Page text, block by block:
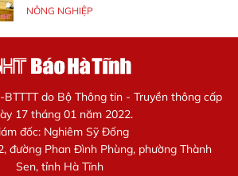
NÔNG NGHIỆP
BTTTT do Bộ Thông tin - Truyền thông cấp
17 tháng 01 năm 2022.
đốc: Nghiêm Sỹ Đống
đường Phan Đình Phùng, phường Thành
Sen, tỉnh Hà Tĩnh